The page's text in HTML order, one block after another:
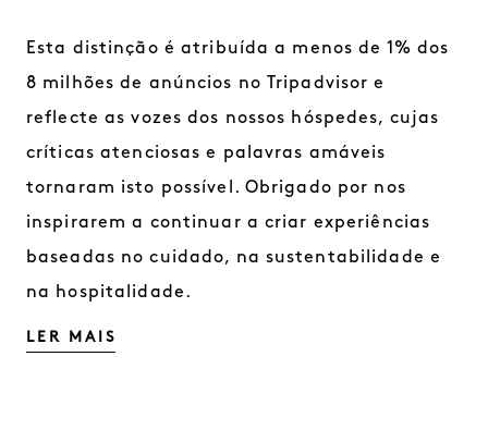
Esta distinção é atribuída a menos de 1% dos
8 milhões de anúncios no Tripadvisor e
reflecte as vozes dos nossos hóspedes, cujas
críticas atenciosas e palavras amáveis
tornaram isto possível. Obrigado por nos
inspirarem a continuar a criar experiências
baseadas no cuidado, na sustentabilidade e
na hospitalidade.
LER MAIS